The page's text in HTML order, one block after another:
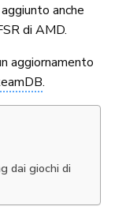
anche
di AMD.
aggiornamento
.
dai giochi di